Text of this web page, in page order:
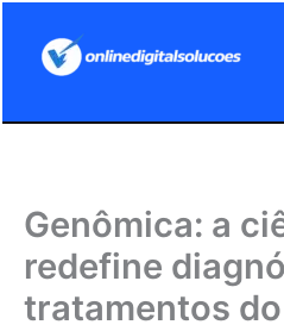
Genômica: a
redefine
tratamentos